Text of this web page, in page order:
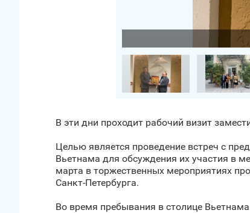
В эти дни проходит рабочий визит
Целью является проведение встреч с
Вьетнама для обсуждения их участия в
марта в торжественных мероприятиях
Санкт‑Петербурга.
Во время пребывания в столице